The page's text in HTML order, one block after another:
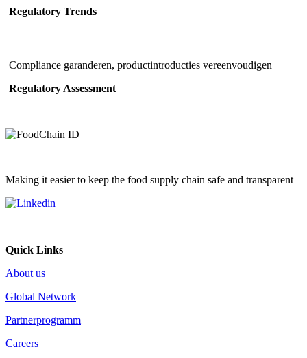
Regulatory Trends
Compliance garanderen, productintroducties vereenvoudigen
Regulatory Assessment
Making it easier to keep the food supply chain safe and transparent
Quick Links
About us
Global Network
Partnerprogramm
Careers